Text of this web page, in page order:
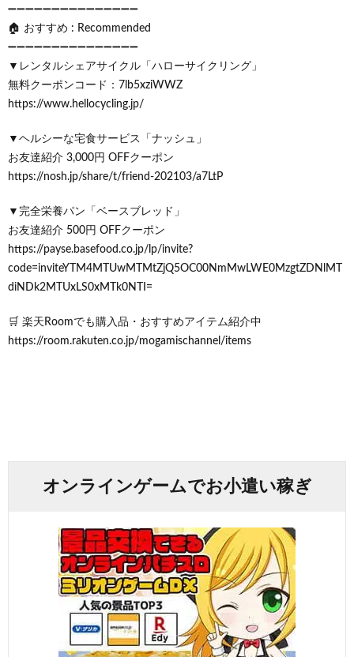
➖➖➖➖➖➖➖➖➖➖➖➖➖➖➖
🏠 おすすめ : Recommended
➖➖➖➖➖➖➖➖➖➖➖➖➖➖➖
▼レンタルシェアサイクル「ハローサイクリング」
無料クーポンコード：7lb5xziWWZ
https://www.hellocycling.jp/
▼ヘルシーな宅食サービス「ナッシュ」
お友達紹介 3,000円 OFFクーポン
https://nosh.jp/share/t/friend-202103/a7LtP
▼完全栄養パン「ベースブレッド」
お友達紹介 500円 OFFクーポン
https://payse.basefood.co.jp/lp/invite?
code=inviteYTM4MTUwMTMtZjQ5OC00NmMwLWE0MzgtZDNlMT
diNDk2MTUxLS0xMTk0NTI=
🛒 楽天Roomでも購入品・おすすめアイテム紹介中
https://room.rakuten.co.jp/mogamischannel/items
オンラインゲームでお小遣い稼ぎ